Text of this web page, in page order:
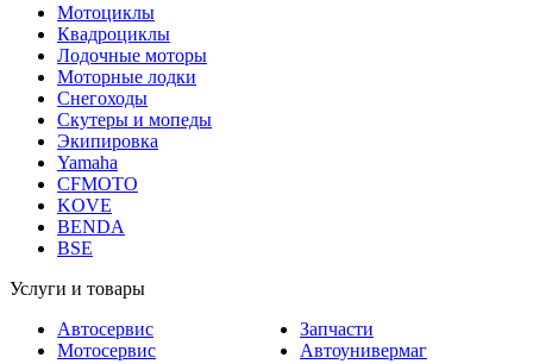
Мотоциклы
Квадроциклы
Лодочные моторы
Моторные лодки
Снегоходы
Скутеры и мопеды
Экипировка
Yamaha
CFMOTO
KOVE
BENDA
BSE
Услуги и товары
Автосервис
Мотосервис
Запчасти
Автоунивермаг